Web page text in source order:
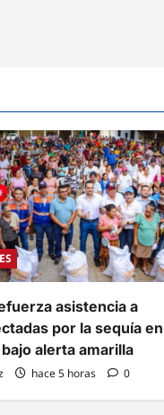
asistencia a
por la sequía en
alerta amarilla
hace 5 horas 0